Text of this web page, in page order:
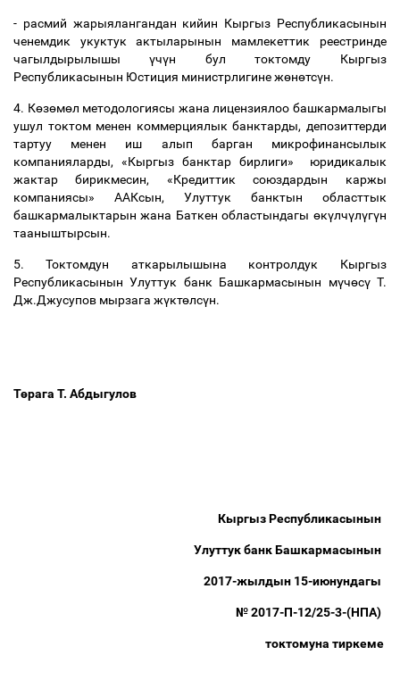
- расмий жарыялангандан кийин Кыргыз Республикасынын
ченемдик укуктук актыларынын мамлекеттик реестринде
чагылдырылышыүчүн бул токтомду Кыргыз
Республикасынын Юстиция министрлигине жөнөтсүн.
4. Көзөмөл методологиясы жана лицензиялоо башкармалыгы
ушул токтом менен коммерциялык банктарды, депозиттерди
тартуу менен иш алып барган микрофинансылык
компанияларды, «Кыргыз банктар бирлиги» юридикалык
жактар бирикмесин, «Кредиттик союздардын каржы
компаниясы» ААКсын, Улуттук банктын областтык
башкармалыктарын жана Баткен областындагы өкүлчүлүгүн
тааныштырсын.
5. Токтомдун аткарылышына контролдук Кыргыз
Республикасынын Улуттук банк Башкармасынын мүчөсүТ.
Дж.Джусупов мырзага жүктөлсүн.
Төрага Т. Абдыгулов
Кыргыз Республикасынын
Улуттук банк Башкармасынын
2017-жылдын 15-июнундагы
№ 2017-П-12/25-3-(НПА)
токтомуна тиркеме